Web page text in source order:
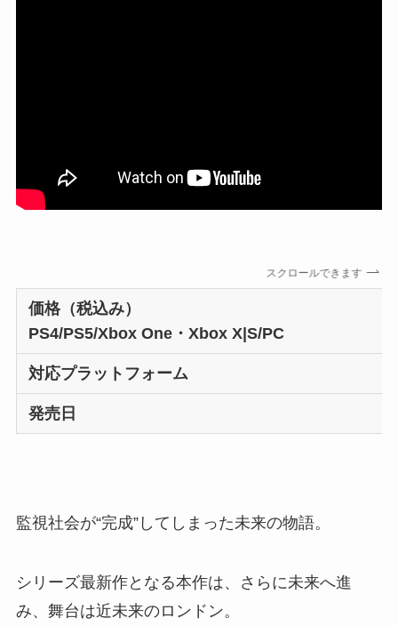
スクロールできます
価格（税込み）
PS4/PS5/Xbox One・Xbox X|S/PC
対応プラットフォーム
発売日
監視社会が“完成”してしまった未来の物語。
シリーズ最新作となる本作は、さらに未来へ進
み、舞台は近未来のロンドン。